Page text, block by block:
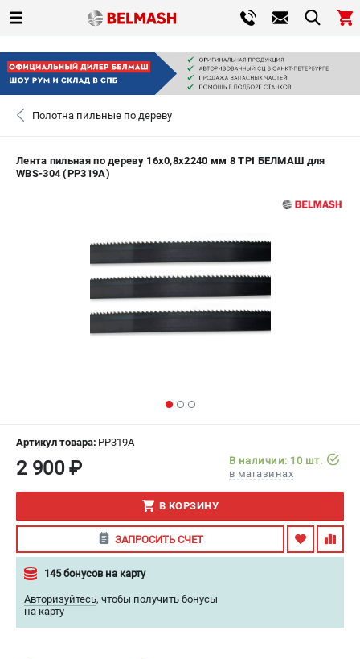
СЕРВИС
СРАВНЕНИЕ ( 0 )
ЗАКАЗАТЬ ЗАПЧАСТЬ
САНКТ-ПЕТЕРБУРГ
0
Сервисный центр
Правила обмена и возврата
ИНФОРМАЦИЯ
Полотна пильные по дереву
Лента пильная по дереву 16х0,8х2240 мм 8 TPI БЕЛМАШ для
WBS-304 (PP319A)
Артикул товара: PP319A
2 900 ₽
В наличии: 10 шт.
в магазинах
В КОРЗИНУ
ЗАПРОСИТЬ СЧЕТ
145 бонусов на карту
Авторизуйтесь, чтобы получить бонусы
на карту